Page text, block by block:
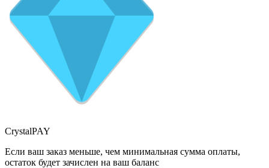
CrystalPAY
Если ваш заказ меньше, чем минимальная сумма оплаты,
остаток будет зачислен на ваш баланс